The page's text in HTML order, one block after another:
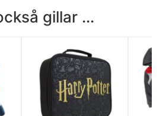
gillar ...